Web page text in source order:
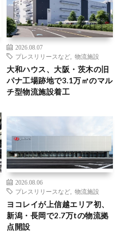
2026.08.07
プレスリリースなど
物流施設
大和ハウス、大阪・茨木の旧
パナ工場跡地で3.1万㎡のマル
チ型物流施設着工
2026.08.06
プレスリリースなど
物流施設
ヨコレイが上信越エリア初、
新潟・長岡で2.7万tの物流拠
点開設